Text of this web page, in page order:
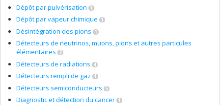
Dépôt par pulvérisation 1
Dépôt par vapeur chimique 1
Désintégration des pions 1
Détecteurs de neutrinos, muons, pions et autres particules
élémentaires 2
Détecteurs de radiations 4
Détecteurs rempli de gaz 1
Détecteurs semiconducteurs 5
Diagnostic et détection du cancer 1